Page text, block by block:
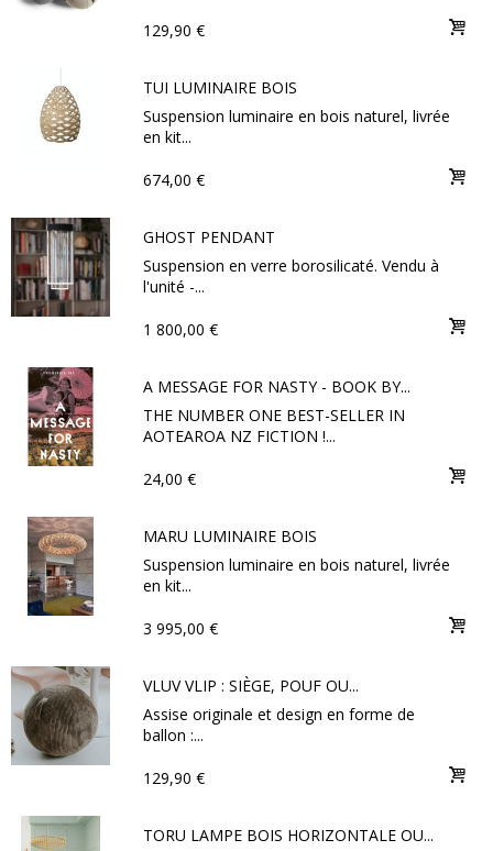
129,90 €
TUI LUMINAIRE BOIS
Suspension luminaire en bois naturel, livrée
en kit...
674,00 €
GHOST PENDANT
Suspension en verre borosilicaté. Vendu à
l'unité -...
1 800,00 €
A MESSAGE FOR NASTY - BOOK BY...
THE NUMBER ONE BEST-SELLER IN
AOTEAROA NZ FICTION !...
24,00 €
MARU LUMINAIRE BOIS
Suspension luminaire en bois naturel, livrée
en kit...
3 995,00 €
VLUV VLIP : SIÈGE, POUF OU...
Assise originale et design en forme de
ballon :...
129,90 €
TORU LAMPE BOIS HORIZONTALE OU...